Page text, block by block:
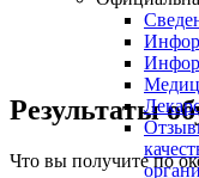
Результаты
Что вы получите по